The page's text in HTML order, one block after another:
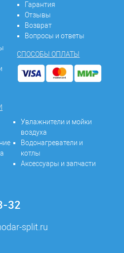
Гарантия
Отзывы
Возврат
Вопросы и ответы
СПОСОБЫ ОПЛАТЫ
Увлажнители и мойки
воздуха
Водонагреватели и
котлы
Аксессуары и запчасти
32
split.ru